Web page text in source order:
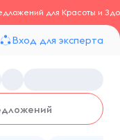
для Красоты и
Вход для эксперта